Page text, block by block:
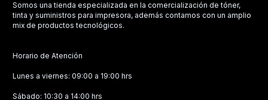
Somos una tienda especializada en la comercialización de tóner,
tinta y suministros para impresora, además contamos con un amplio
mix de productos tecnológicos.
Horario de Atención
Lunes a viernes: 09:00 a 19:00 hrs
Sábado: 10:30 a 14:00 hrs